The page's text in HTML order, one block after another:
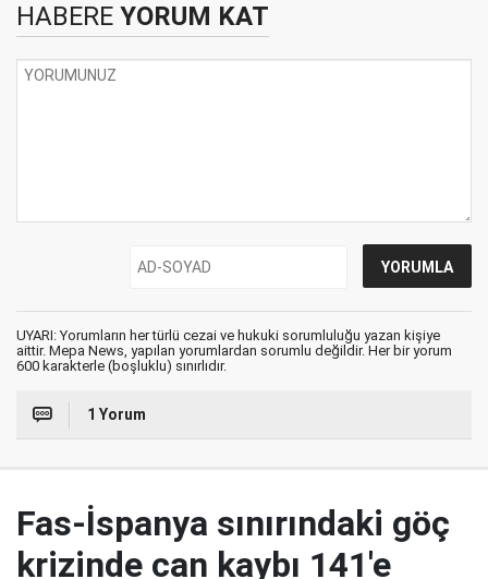
HABERE YORUM KAT
UYARI: Yorumların her türlü cezai ve hukuki sorumluluğu yazan kişiye
aittir. Mepa News, yapılan yorumlardan sorumlu değildir. Her bir yorum
600 karakterle (boşluklu) sınırlıdır.
1 Yorum
Fas-İspanya sınırındaki göç
krizinde can kaybı 141'e